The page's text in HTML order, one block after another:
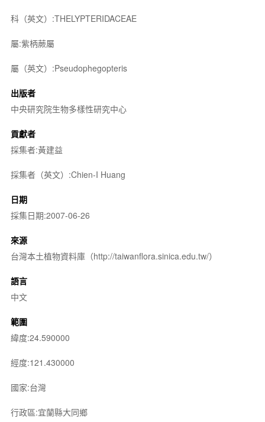
科（英文）:THELYPTERIDACEAE
屬:紫柄蕨屬
屬（英文）:Pseudophegopteris
出版者
中央研究院生物多樣性研究中心
貢獻者
採集者:黃建益
採集者（英文）:Chien-I Huang
日期
採集日期:2007-06-26
來源
台灣本土植物資料庫（http://taiwanflora.sinica.edu.tw/）
語言
中文
範圍
緯度:24.590000
經度:121.430000
國家:台灣
行政區:宜蘭縣大同鄉